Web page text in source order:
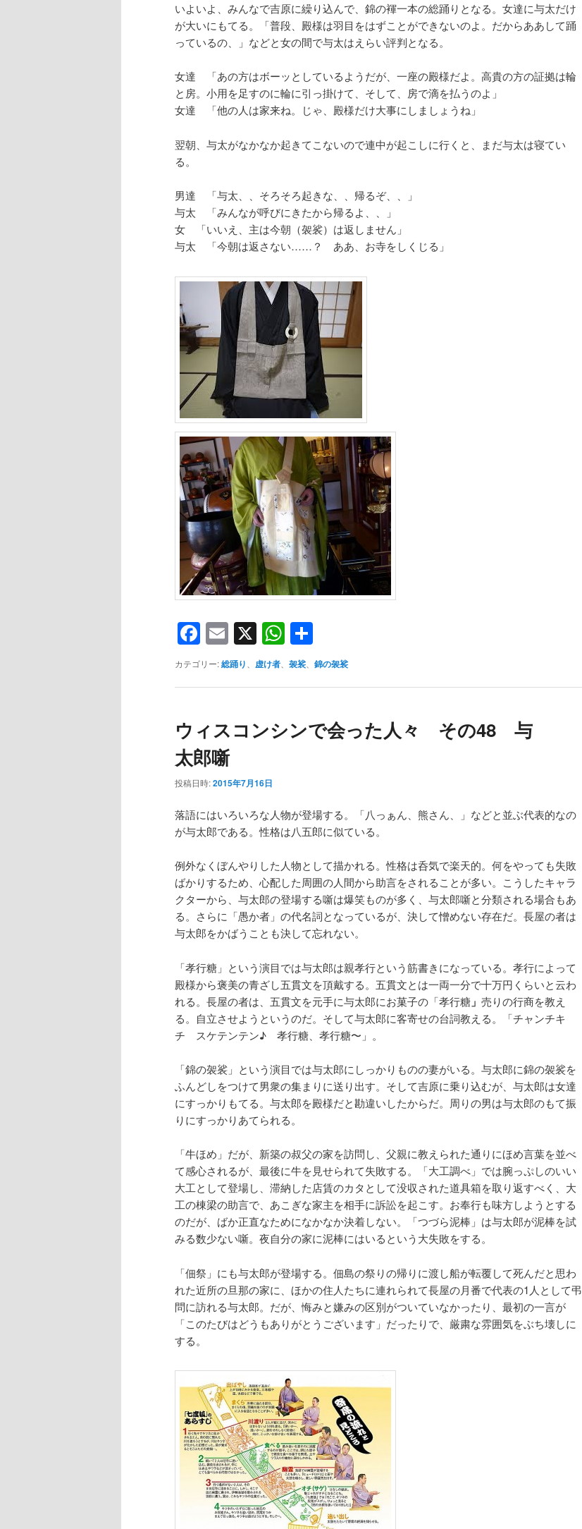
いよいよ、みんなで吉原に繰り込んで、錦の褌一本の総踊りとなる。女達に与太だけ
が大いにもてる。「普段、殿様は羽目をはずことができないのよ。だからああして踊
っているの、」などと女の間で与太はえらい評判となる。
女達 「あの方はボーッとしているようだが、一座の殿様だよ。高貴の方の証拠は輪
と房。小用を足すのに輪に引っ掛けて、そして、房で滴を払うのよ」
女達 「他の人は家来ね。じゃ、殿様だけ大事にしましょうね」
翌朝、与太がなかなか起きてこないので連中が起こしに行くと、まだ与太は寝てい
る。
男達 「与太、、そろそろ起きな、、帰るぞ、、」
与太 「みんなが呼びにきたから帰るよ、、」
女 「いいえ、主は今朝（袈裟）は返しません」
与太 「今朝は返さない……？ ああ、お寺をしくじる」
Facebook
Email
X WhatsApp
有
カテゴリー:総踊り 虚け者 袈裟 錦の袈裟
ウィスコンシンで会った人々 その48 与
太郎噺
投稿日時:2015年7月16日
落語にはいろいろな人物が登場する。「八っぁん、熊さん、」などと並ぶ代表的なの
が与太郎である。性格は八五郎に似ている。
例外なくぼんやりした人物として描かれる。性格は呑気で楽天的。何をやっても失敗
ばかりするため、心配した周囲の人間から助言をされることが多い。こうしたキャラ
クターから、与太郎の登場する噺は爆笑ものが多く、与太郎噺と分類される場合もあ
る。さらに「愚か者」の代名詞となっているが、決して憎めない存在だ。長屋の者は
与太郎をかばうことも決して忘れない。
「孝行糖」という演目では与太郎は親孝行という筋書きになっている。孝行によって
殿様から褒美の青ざし五貫文を頂戴する。五貫文とは一両一分で十万円くらいと云わ
れる。長屋の者は、五貫文を元手に与太郎にお菓子の「孝行糖 」 売りの行商を教え
る。自立させようというのだ。そして与太郎に客寄せの台詞教える。「チャンチキ
チ スケテンテン♪ 孝行糖、孝行糖〜」。
「錦の袈裟」という演目では与太郎にしっかりものの妻がいる。与太郎に錦の袈裟を
ふんどしをつけて男衆の集まりに送り出す。そして吉原に乗り込むが、与太郎は女達
にすっかりもてる。与太郎を殿様だと勘違いしたからだ。周りの男は与太郎のもて振
りにすっかりあてられる。
「牛ほめ」だが、新築の叔父の家を訪問し、父親に教えられた通りにほめ言葉を並べ
て感心されるが、最後に牛を見せられて失敗する。「大工調べ」では腕っぷしのいい
大工として登場し、滞納した店賃のカタとして没収された道具箱を取り返すべく、大
工の棟梁の助言で、あこぎな家主を相手に訴訟を起こす。お奉行も味方しようとする
のだが、ばか正直なためになかなか決着しない。「つづら泥棒」は与太郎が泥棒を試
みる数少ない噺。夜自分の家に泥棒にはいるという大失敗をする。
「佃祭」にも与太郎が登場する。佃島の祭りの帰りに渡し船が転覆して死んだと思わ
れた近所の旦那の家に、ほかの住人たちに連れられて長屋の月番で代表の1人として弔
問に訪れる与太郎。だが、悔みと嫌みの区別がついていなかったり、最初の一言が
「このたびはどうもありがとうございます」だったりで、厳粛な雰囲気をぶち壊しに
する。